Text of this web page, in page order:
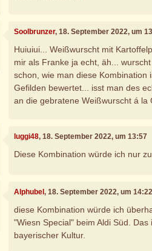
Soolbrunzer, 18. September 2022, um
Huiuiui... Weißwurscht mit
mir als Franke ja echt, äh...
schon, wie man diese Kombination
Gefilden bewertet... isst man des
an die gebratene Weißwurscht á la
luggi48, 18. September 2022, um 13:57
Diese Kombination würde ich nur
Alphubel, 18. September 2022, um 14:22
diese Kombination würde ich
"Wiesn Special" beim Aldi Süd. Das
bayerischer Kultur.